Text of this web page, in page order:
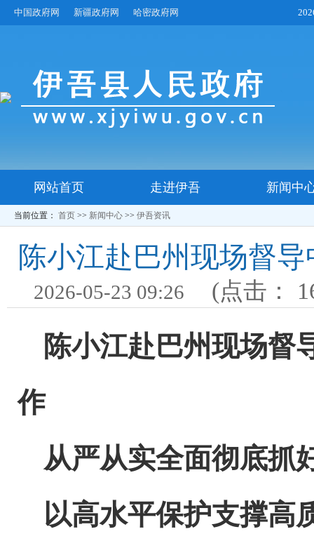
中国政府网 新疆政府网 哈密政府网
网站首页 走进伊吾 新闻中
当前位置： 首页 >> 新闻中心 >> 伊吾资讯
陈小江赴巴州现场督
2026-05-23 09:26 (点击：
陈小江赴巴州现场督
作
从严从实全面彻底抓
以高水平保护支撑高